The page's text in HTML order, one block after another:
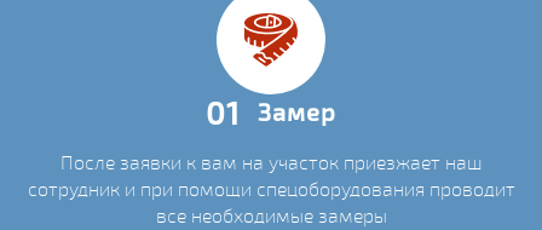
01 Замер
После заявки к вам на участок приезжает наш
сотрудник и при помощи спецоборудования проводит
все необходимые замеры